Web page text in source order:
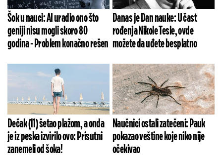
Šok u nauci: AI uradio ono što
geniji nisu mogli skoro 80
godina - Problem konačno rešen
Danas je Dan nauke: U čast
rođenja Nikole Tesle, ovde
možete da uđete besplatno
Dečak (11) šetao plažom, a onda
je iz peska izvirilo ovo: Prisutni
zanemeli od šoka!
Naučnici ostali zatečeni: Pauk
pokazao veštine koje niko nije
očekivao